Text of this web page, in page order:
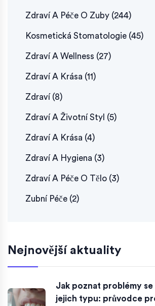
Zdraví A Péče O Zuby (244)
Kosmetická Stomatologie (45)
Zdraví A Wellness (27)
Zdraví A Krása (11)
Zdraví (8)
Zdraví A Životní Styl (5)
Zdraví A Krása (4)
Zdraví A Hygiena (3)
Zdraví A Péče O Tělo (3)
Zubní Péče (2)
Nejnovější aktuality
Jak poznat problémy
jejich typu: průvodce